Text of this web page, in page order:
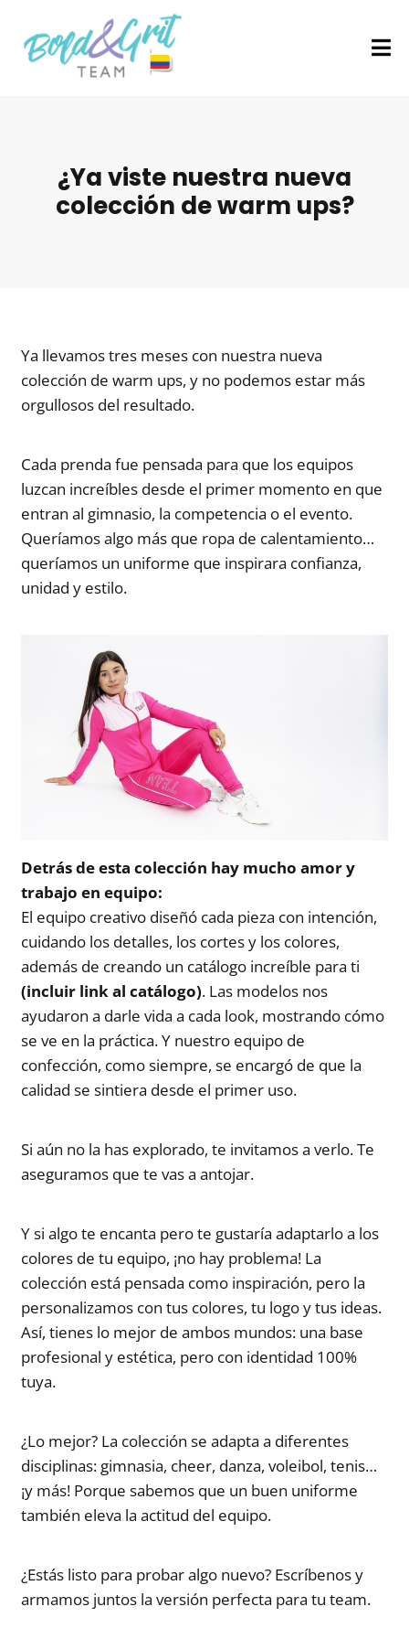
¿Ya viste nuestra nueva
colección de warm ups?
Ya llevamos tres meses con nuestra nueva
colección de warm ups, y no podemos estar más
orgullosos del resultado.
Cada prenda fue pensada para que los equipos
luzcan increíbles desde el primer momento en que
entran al gimnasio, la competencia o el evento.
Queríamos algo más que ropa de calentamiento…
queríamos un uniforme que inspirara confianza,
unidad y estilo.
Detrás de esta colección hay mucho amor y
trabajo en equipo:
El equipo creativo diseñó cada pieza con intención,
cuidando los detalles, los cortes y los colores,
además de creando un catálogo increíble para ti
(incluir link al catálogo). Las modelos nos
ayudaron a darle vida a cada look, mostrando cómo
se ve en la práctica. Y nuestro equipo de
confección, como siempre, se encargó de que la
calidad se sintiera desde el primer uso.
Si aún no la has explorado, te invitamos a verlo. Te
aseguramos que te vas a antojar.
Y si algo te encanta pero te gustaría adaptarlo a los
colores de tu equipo, ¡no hay problema! La
colección está pensada como inspiración, pero la
personalizamos con tus colores, tu logo y tus ideas.
Así, tienes lo mejor de ambos mundos: una base
profesional y estética, pero con identidad 100%
tuya.
¿Lo mejor? La colección se adapta a diferentes
disciplinas: gimnasia, cheer, danza, voleibol, tenis…
¡y más! Porque sabemos que un buen uniforme
también eleva la actitud del equipo.
¿Estás listo para probar algo nuevo? Escríbenos y
armamos juntos la versión perfecta para tu team.